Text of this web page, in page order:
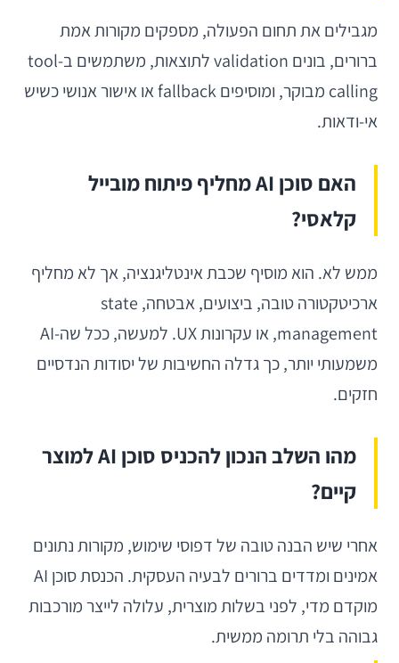
מגבילים את תחום הפעולה, מספקים מקורות אמת
ברורים, בונים validation לתוצאות, משתמשים ב-tool
calling מבוקר, ומוסיפים fallback או אישור אנושי כשיש
אי-ודאות.
האם סוכן AI מחליף פיתוח מובייל
קלאסי?
ממש לא. הוא מוסיף שכבת אינטליגנציה, אך לא מחליף
ארכיטקטורה טובה, ביצועים, אבטחה, state
management, או עקרונות UX. למעשה, ככל שה-AI
משמעותי יותר, כך גדלה החשיבות של יסודות הנדסיים
חזקים.
מהו השלב הנכון להכניס סוכן AI למוצר
קיים?
אחרי שיש הבנה טובה של דפוסי שימוש, מקורות נתונים
אמינים ומדדים ברורים לבעיה העסקית. הכנסת סוכן AI
מוקדם מדי, לפני בשלות מוצרית, עלולה לייצר מורכבות
גבוהה בלי תרומה ממשית.